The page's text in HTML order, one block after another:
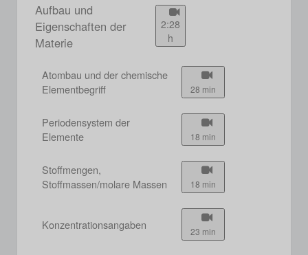
Aufbau und
Eigenschaften der
Materie
2:28
h
Atombau und der chemische
Elementbegriff
28 min
Periodensystem der
Elemente
18 min
Stoffmengen,
Stoffmassen/molare Massen
18 min
Konzentrationsangaben 23 min